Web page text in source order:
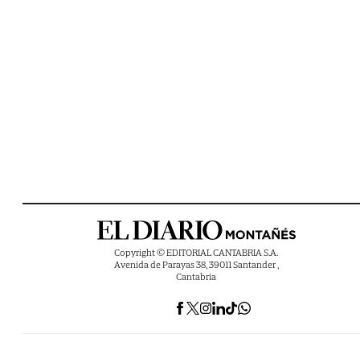
Copyright © EDITORIAL CANTABRIA S.A.
Avenida de Parayas 38, 39011 Santander ,
Cantabria